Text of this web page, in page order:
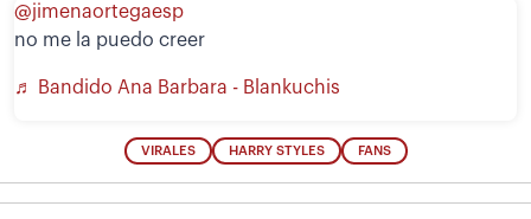
@jimenaortegaesp
no me la puedo creer
♬ Bandido Ana Barbara - Blankuchis
VIRALES HARRY STYLES FANS